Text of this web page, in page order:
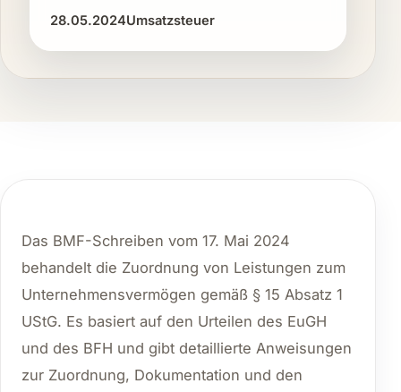
28.05.2024Umsatzsteuer
Das BMF-Schreiben vom 17. Mai 2024
behandelt die Zuordnung von Leistungen zum
Unternehmensvermögen gemäß § 15 Absatz 1
UStG. Es basiert auf den Urteilen des EuGH
und des BFH und gibt detaillierte Anweisungen
zur Zuordnung, Dokumentation und den